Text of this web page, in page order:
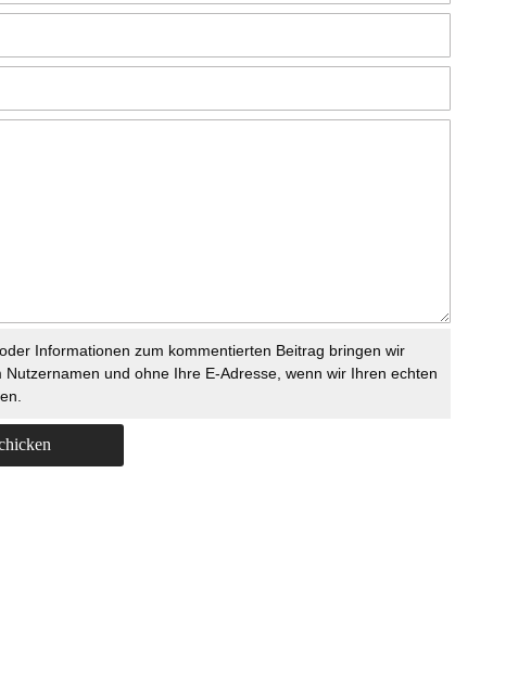
Informationen zum kommentierten Beitrag bringen wir
und ohne Ihre E-Adresse, wenn wir Ihren echten